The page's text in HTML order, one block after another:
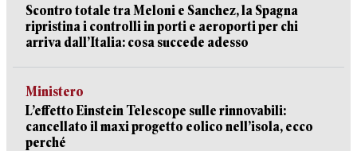
Scontro totale tra Meloni e Sanchez, la Spagna
ripristina i controlli in porti e aeroporti per chi
arriva dall’Italia: cosa succede adesso
Ministero
L’effetto Einstein Telescope sulle rinnovabili:
cancellato il maxi progetto eolico nell’isola, ecco
perché